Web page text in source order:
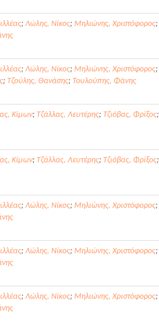
; Λώλης, Νίκος; Μηλιώνης, Χριστόφορος;
; Λώλης, Νίκος; Μηλιώνης, Χριστόφορος;
; Τζούλης, Θανάσης; Τουλούπης, Φάνης
Κίμων; Τζάλλας, Λευτέρης; Τζιόβας, Φρίξος;
Κίμων; Τζάλλας, Λευτέρης; Τζιόβας, Φρίξος;
; Λώλης, Νίκος; Μηλιώνης, Χριστόφορος;
; Λώλης, Νίκος; Μηλιώνης, Χριστόφορος;
; Λώλης, Νίκος; Μηλιώνης, Χριστόφορος;